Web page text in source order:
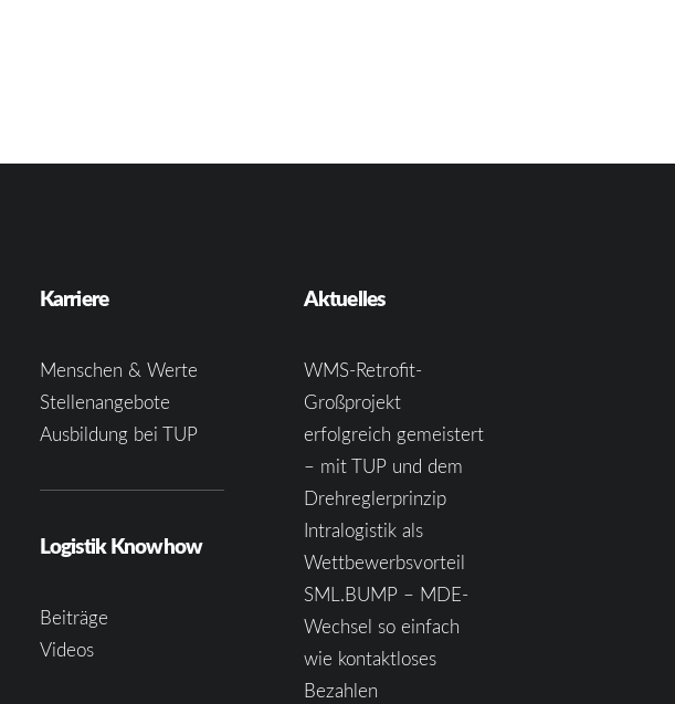
Karriere
Menschen & Werte
Stellenangebote
Ausbildung bei TUP
Logistik Knowhow
Beiträge
Videos
Aktuelles
WMS-Retrofit-
Großprojekt
erfolgreich gemeistert
– mit TUP und dem
Drehreglerprinzip
Intralogistik als
Wettbewerbsvorteil
SML.BUMP – MDE-
Wechsel so einfach
wie kontaktloses
Bezahlen